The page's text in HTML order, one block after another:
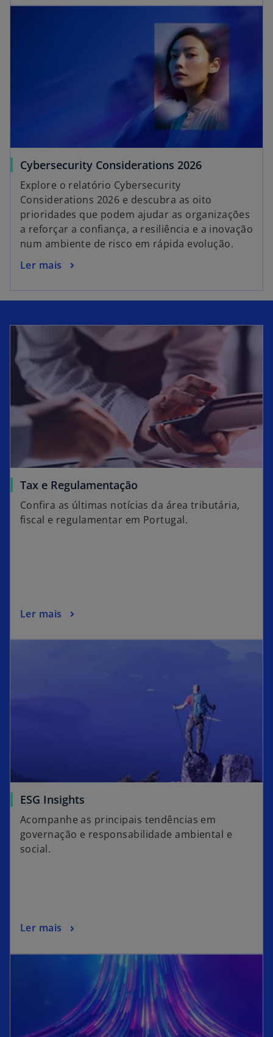
Cybersecurity Considerations 2026
Explore o relatório Cybersecurity
Considerations 2026 e descubra as oito
prioridades que podem ajudar as organizações
a reforçar a confiança, a resiliência e a inovação
num ambiente de risco em rápida evolução.
Ler mais
Tax e Regulamentação
Confira as últimas notícias da área tributária,
fiscal e regulamentar em Portugal.
Ler mais
ESG Insights
Acompanhe as principais tendências em
governação e responsabilidade ambiental e
social.
Ler mais